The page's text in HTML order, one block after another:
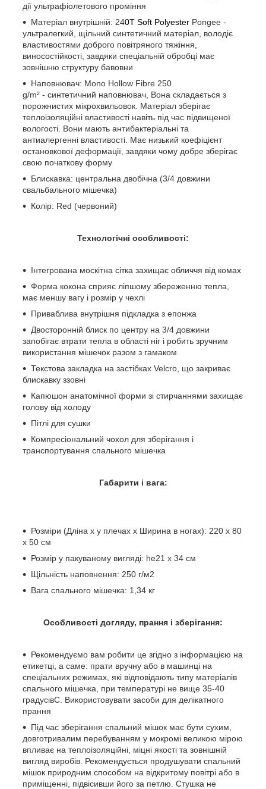
дії ультрафіолетового проміння
Матеріал внутрішній: 240T Soft Polyester Pongee -
ультралегкий, щільний синтетичний матеріал, володіє
властивостями доброго повітряного тяжіння,
виносостійкості, завдяки спеціальній обробці має
зовнішню структуру бавовни
Наповнювач: Mono Hollow Fibre 250
g/m² - синтетичний наповнювач, Вона складається з
порожнистих мікрохвильовок. Матеріал зберігає
теплоізоляційні властивості навіть під час підвищеної
вологості. Вони мають антибактеріальні та
антиалергенні властивості. Має низький коефіцієнт
остановкової деформації, завдяки чому добре зберігає
свою початкову форму
Блискавка: центральна двобічна (3/4 довжини
свальбального мішечка)
Колір: Red (червоний)
Технологічні особливості:
Інтегрована москітна сітка захищає обличчя від комах
Форма кокона сприяє ліпшому збереженню тепла,
має меншу вагу і розмір у чехлі
Приваблива внутрішня підкладка з епонжа
Двосторонній блиск по центру на 3/4 довжини
запобігає втрати тепла в області ніг і робить зручним
використання мішечок разом з гамаком
Текстова закладка на застібках Velcro, що закриває
блискавку ззовні
Капюшон анатомічної форми зі стирчаннями захищає
голову від холоду
Пітлі для сушки
Компресіональний чохол для зберігання і
транспортування спального мішечка
Габарити і вага:
Розміри (Дліна x у плечах x Ширина в ногах): 220 x 80
x 50 см
Розмір у пакуваному вигляді: he21 x 34 см
Щільність наповнення: 250 г/м2
Вага спального мішечка: 1,34 кг
Особливості догляду, прання і зберігання:
Рекомендуємо вам робити це згідно з інформацією на
етикетці, а саме: прати вручну або в машинці на
спеціальних режимах, які відповідають типу матеріалів
спального мішечка, при температурі не вище 35-40
градусівC. Використовувати засоби для делікатного
прання
Під час зберігання спальний мішок має бути сухим,
довготривалим перебуванням у мокромі великою мірою
впливає на теплоізоляційні, міцні якості та зовнішній
вигляд виробів. Рекомендується продушувати спальний
мішок природним способом на відкритому повітрі або в
приміщенні, підвісивши його за петлю. Стушка не